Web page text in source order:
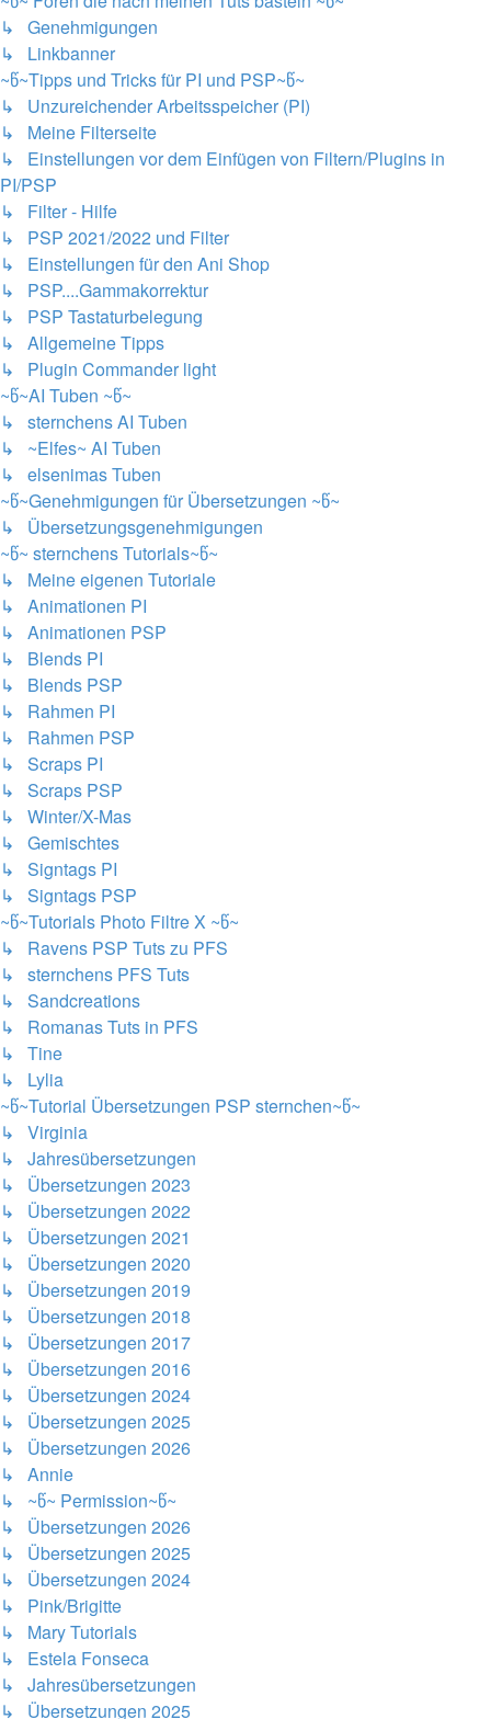
↳ Genehmigungen
↳ Linkbanner
~წ~Tipps und Tricks für PI und PSP~წ~
↳ Unzureichender Arbeitsspeicher (PI)
↳ Meine Filterseite
↳ Einstellungen vor dem Einfügen von Filtern/Plugins in
PI/PSP
↳ Filter - Hilfe
↳ PSP 2021/2022 und Filter
↳ Einstellungen für den Ani Shop
↳ PSP....Gammakorrektur
↳ PSP Tastaturbelegung
↳ Allgemeine Tipps
↳ Plugin Commander light
~წ~AI Tuben ~წ~
↳ sternchens AI Tuben
↳ ~Elfes~ AI Tuben
↳ elsenimas Tuben
~წ~Genehmigungen für Übersetzungen ~წ~
↳ Übersetzungsgenehmigungen
~წ~ sternchens Tutorials~წ~
↳ Meine eigenen Tutoriale
↳ Animationen PI
↳ Animationen PSP
↳ Blends PI
↳ Blends PSP
↳ Rahmen PI
↳ Rahmen PSP
↳ Scraps PI
↳ Scraps PSP
↳ Winter/X-Mas
↳ Gemischtes
↳ Signtags PI
↳ Signtags PSP
~წ~Tutorials Photo Filtre X ~წ~
↳ Ravens PSP Tuts zu PFS
↳ sternchens PFS Tuts
↳ Sandcreations
↳ Romanas Tuts in PFS
↳ Tine
↳ Lylia
~წ~Tutorial Übersetzungen PSP sternchen~წ~
↳ Virginia
↳ Jahresübersetzungen
↳ Übersetzungen 2023
↳ Übersetzungen 2022
↳ Übersetzungen 2021
↳ Übersetzungen 2020
↳ Übersetzungen 2019
↳ Übersetzungen 2018
↳ Übersetzungen 2017
↳ Übersetzungen 2016
↳ Übersetzungen 2024
↳ Übersetzungen 2025
↳ Übersetzungen 2026
↳ Annie
↳ ~წ~ Permission~წ~
↳ Übersetzungen 2026
↳ Übersetzungen 2025
↳ Übersetzungen 2024
↳ Pink/Brigitte
↳ Mary Tutorials
↳ Estela Fonseca
↳ Jahresübersetzungen
↳ Übersetzungen 2025